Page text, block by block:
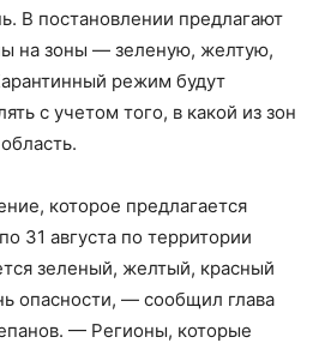
В постановлении предлагают
на зоны — зеленую, желтую,
режим будут
с учетом того, в какой из зон
которое предлагается
31 августа по территории
зеленый, желтый, красный
опасности, — сообщил глава
— Регионы, которые